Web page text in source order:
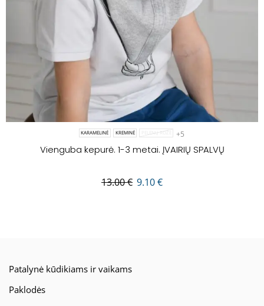
KARAMELINĖ KREMINĖ PELENŲ ROŽĖ +5
Vienguba kepurė. 1-3 metai. ĮVAIRIŲ SPALVŲ
13.00€ 9.10€
Patalynė kūdikiams ir vaikams
Paklodės